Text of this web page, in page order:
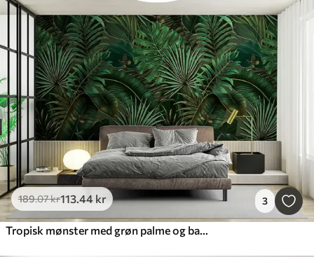
189.07kr113.44 kr 3
Tropisk mønster med grøn palme og bananblade